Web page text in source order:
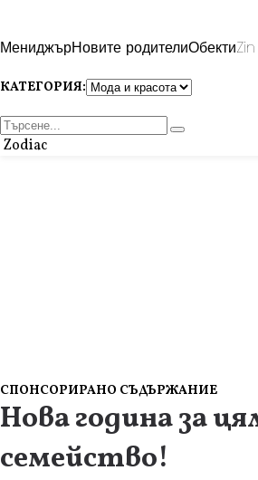
МениджърНовите родителиОбекти
КАТЕГОРИЯ:
Zodiac
СПОНСОРИРАНО СЪДЪРЖАНИЕ
Нова година за
семейство!